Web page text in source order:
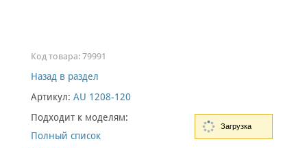
Код товара: 79991
Назад в раздел
Артикул: AU 1208-120
Подходит к моделям:
Полный список
Загрузка